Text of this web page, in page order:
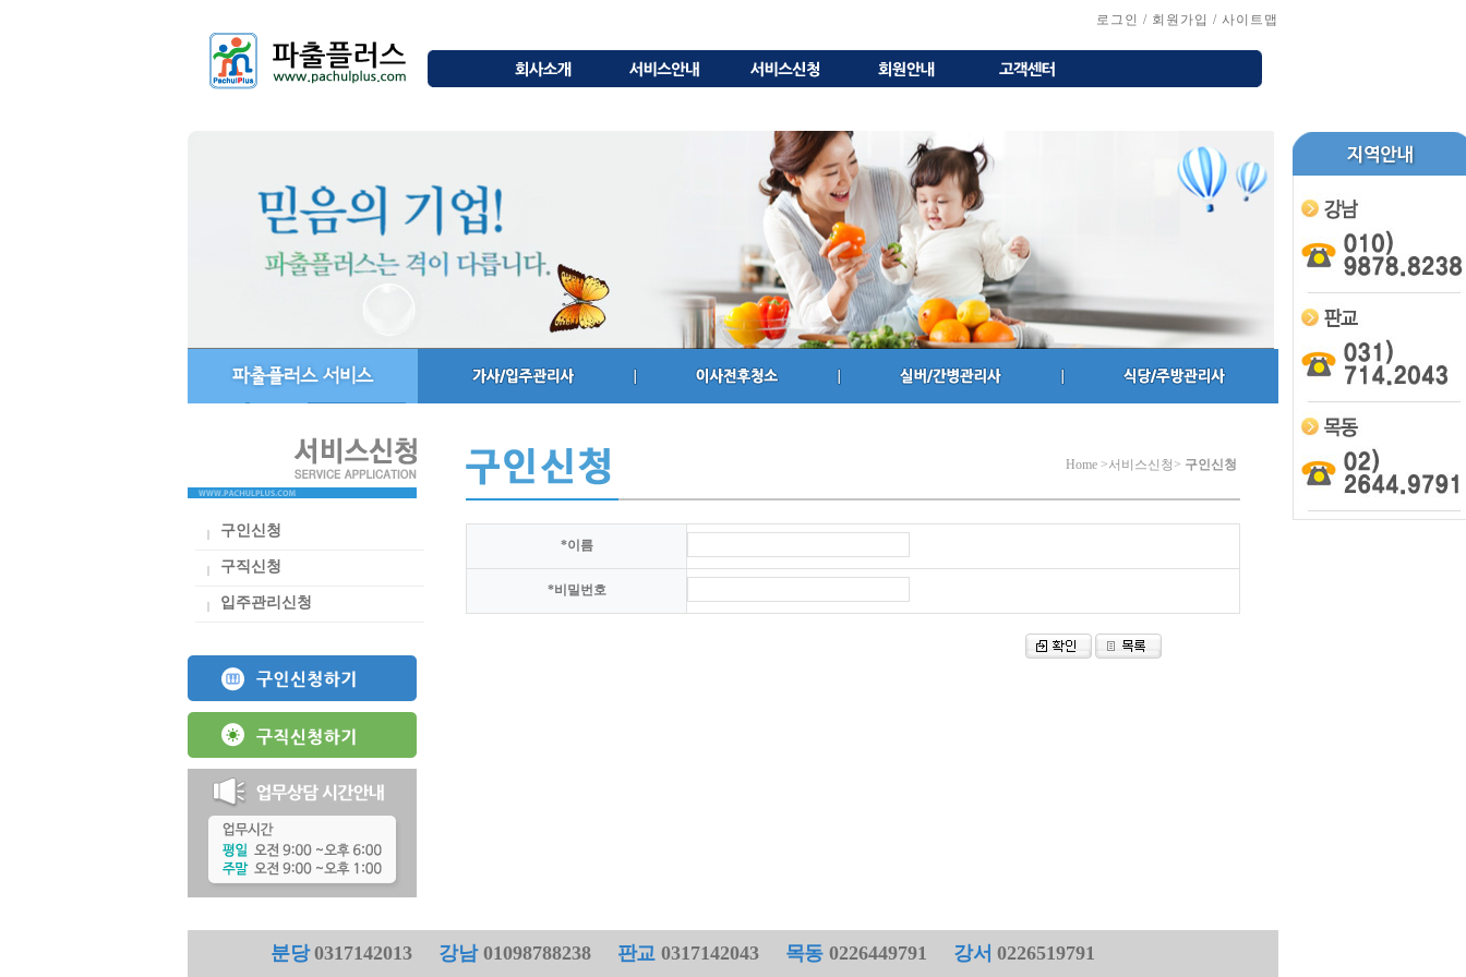
로그인 / 회원가입 / 사이트맵
구인신청
구직신청
입주관리신청
Home >서비스신청> 구인신청
*이름
*비밀번호
분당0317142013 강남01098788238 판교0317142043 목동 0226449791 강서 0226519791